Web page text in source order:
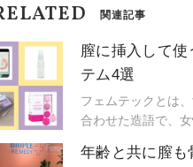
関連記事
膣に挿入して
テム4選
フェムテックとは
合わせた造語で、
9日に開催された
年齢と共に膣も